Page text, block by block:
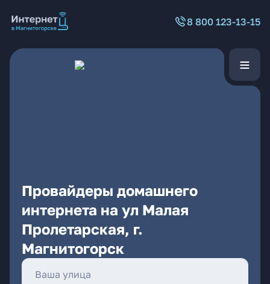
8 800 123-13-15
Провайдеры домашнего
интернета на ул Малая
Пролетарская, г.
Магнитогорск